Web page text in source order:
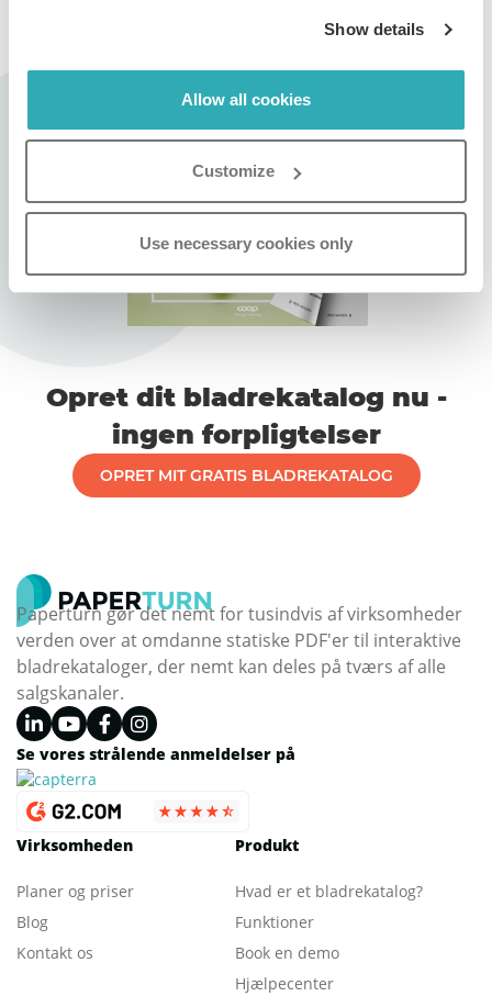
Show details
Allow all cookies
Customize
Use necessary cookies only
Opret dit bladrekatalog nu -
ingen forpligtelser
OPRET MIT GRATIS BLADREKATALOG
Paperturn gør det nemt for tusindvis af virksomheder
verden over at omdanne statiske PDF'er til interaktive
bladrekataloger, der nemt kan deles på tværs af alle
salgskanaler.
Se vores strålende anmeldelser på
Virksomheden
Planer og priser
Blog
Kontakt os
Produkt
Hvad er et bladrekatalog?
Funktioner
Book en demo
Hjælpecenter